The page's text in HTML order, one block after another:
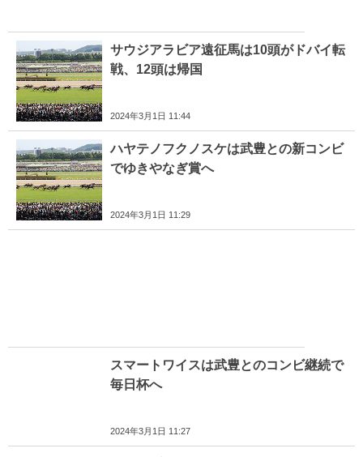
サウジアラビア遠征馬は10頭がドバイ転
戦、12頭は帰国
2024年3月1日 11:44
ハヤテノフクノスケは武豊との新コンビ
でゆきやなぎ賞へ
2024年3月1日 11:29
スマートワイスは武豊とのコンビ継続で
毎日杯へ
2024年3月1日 11:27